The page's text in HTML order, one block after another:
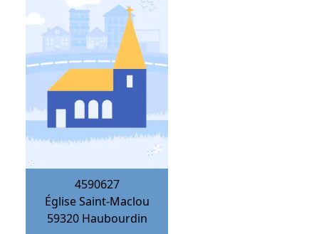
4590627
Église Saint-Maclou
59320 Haubourdin